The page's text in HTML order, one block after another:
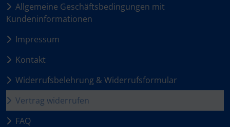
Allgemeine Geschäftsbedingungen mit
Kundeninformationen
Impressum
Kontakt
Widerrufsbelehrung & Widerrufsformular
Vertrag widerrufen
FAQ